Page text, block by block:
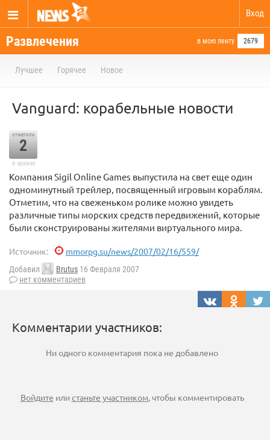
Вход
Развлечения в мою ленту 2679
Лучшее Горячее Новое
Vanguard: корабельные новости
отметили
2
в архиве
Компания Sigil Online Games выпустила на свет еще один
одноминутный трейлер, посвященный игровым кораблям.
Отметим, что на свеженьком ролике можно увидеть
различные типы морских средств передвижений, которые
были сконструированы жителями виртуального мира.
Источник: mmorpg.su/news/2007/02/16/559/
Добавил Brutus 16 Февраля 2007
нет комментариев
Комментарии участников:
Ни одного комментария пока не добавлено
Войдите илистаньте участником, чтобы комментировать